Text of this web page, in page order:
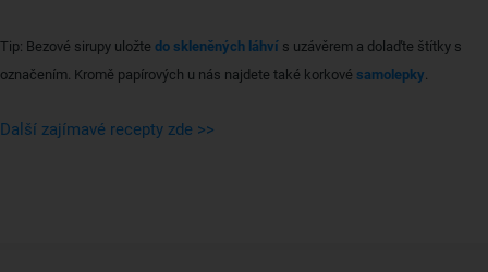
Tip: Bezové sirupy uložte do skleněných láhví s uzávěrem a dolaďte štítky s
označením. Kromě papírových u nás najdete také korkové samolepky
Další zajímavé recepty zde >>